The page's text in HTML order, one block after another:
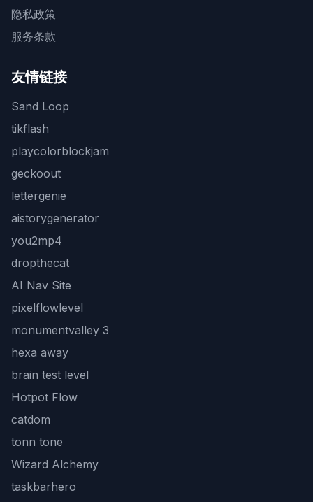
隐私政策
服务条款
友情链接
Sand Loop
tikflash
playcolorblockjam
geckoout
lettergenie
aistorygenerator
you2mp4
dropthecat
AI Nav Site
pixelflowlevel
monumentvalley 3
hexa away
brain test level
Hotpot Flow
catdom
tonn tone
Wizard Alchemy
taskbarhero